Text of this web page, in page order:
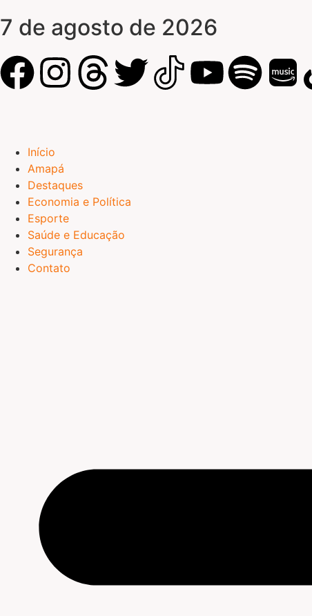
7 de agosto de 2026
Início
Amapá
Destaques
Economia e Política
Esporte
Saúde e Educação
Segurança
Contato